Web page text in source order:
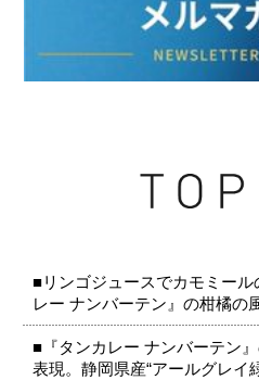
■リンゴジュースでカモミー
レー ナンバーテン』の柑橘の
■『タンカレー ナンバーテン
表現。静岡県産“アールグレイ